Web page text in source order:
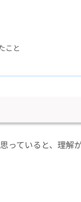
こと
っていると、理解